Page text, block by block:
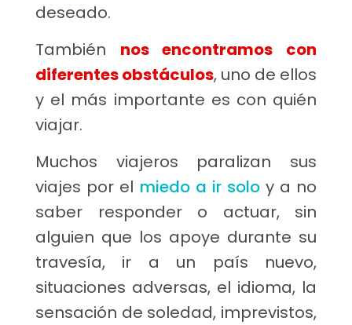
deseado.
También nosencontramos con
diferentes obstáculos, uno de ellos
y el más importante es con quién
viajar.
Muchos viajeros paralizan sus
viajes por el miedo a ir solo y a no
saber responder o actuar, sin
alguien que los apoye durante su
travesía, ir a un país nuevo,
situaciones adversas, el idioma, la
sensación de soledad, imprevistos,